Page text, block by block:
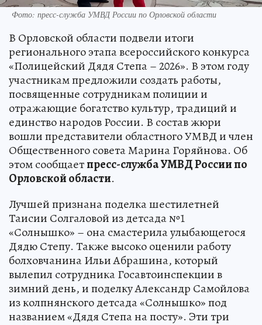
Фото: пресс-служба УМВД России по Орловской области
В Орловской области подвели итоги
регионального этапа всероссийского конкурса
«Полицейский Дядя Степа – 2026». В этом году
участникам предложили создать работы,
посвященные сотрудникам полиции и
отражающие богатство культур, традиций и
единство народов России. В состав жюри
вошли представители областного УМВД и член
Общественного совета Марина Горяйнова. Об
этом сообщаетпресс-служба УМВД России по
Орловской области.
Лучшей признана поделка шестилетней
Таисии Солгаловой из детсада №1
«Солнышко» – она смастерила улыбающегося
Дядю Степу. Также высоко оценили работу
болховчанина Ильи Абрашина, который
вылепил сотрудника Госавтоинспекции в
зимний день, и поделку Александр Самойлова
из колпнянского детсада «Солнышко» под
названием «Дядя Степа на посту». Эти три